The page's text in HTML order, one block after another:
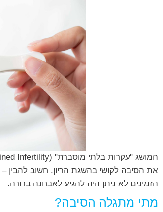
את הסיבה לקושי בהשגת הריון. חשוב להבין
הזמינים לא ניתן היה להגיע לאבחנה ברורה.
מתי מתגלה הסיבה?